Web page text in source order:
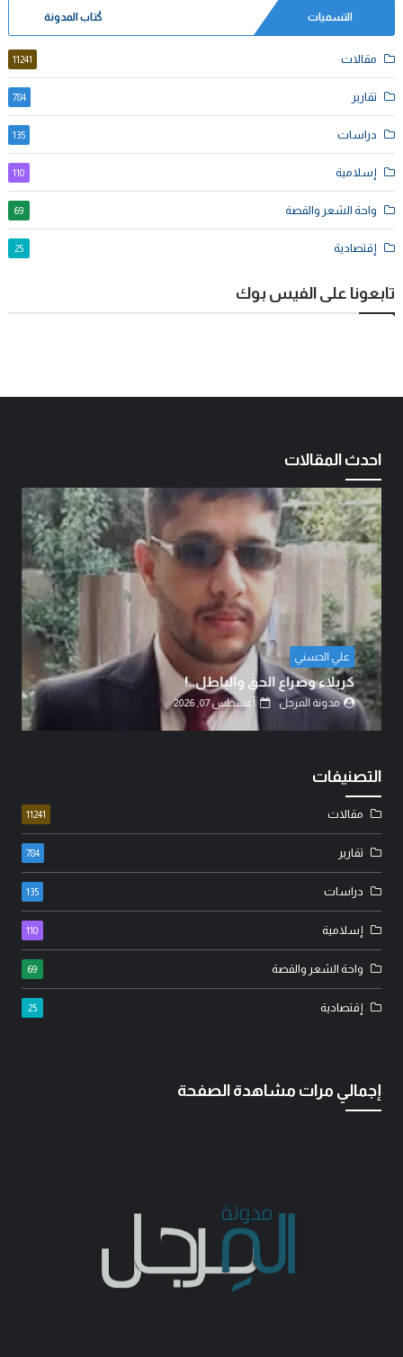
التسميات كُتاب المدونة
مقالات 11241
تقارير 784
دراسات 135
إسلامية 110
واحة الشعر والقصة 69
إقتصادية 25
تابعونا على الفيس بوك
احدث المقالات
علي الحسني
كربلاء وصراع الحق والباطل..!
مدونة المرجل أغسطس 07, 2026
التصنيفات
مقالات 11241
تقارير 784
دراسات 135
إسلامية 110
واحة الشعر والقصة 69
إقتصادية 25
إجمالي مرات مشاهدة الصفحة